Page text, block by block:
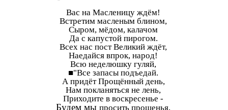
Вас на Масленицу ждём!
Встретим масленым блином,
Сыром, мёдом, калачом
Да с капустой пирогом.
Всех нас пост Великий ждёт,
Наедайся впрок, народ!
Всю неделюшку гуляй,
■"Все запасы подъедай.
А придёт Прощённый день,
Нам покланяться не лень,
Приходите в воскресенье -
Будем мыпросить прощенья,